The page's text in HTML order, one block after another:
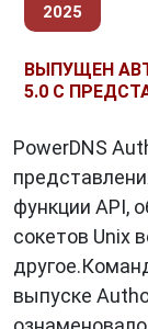
2025
ВЫПУЩЕН
5.0 С
PowerDNS
функции API,
сокетов Unix
выпуске